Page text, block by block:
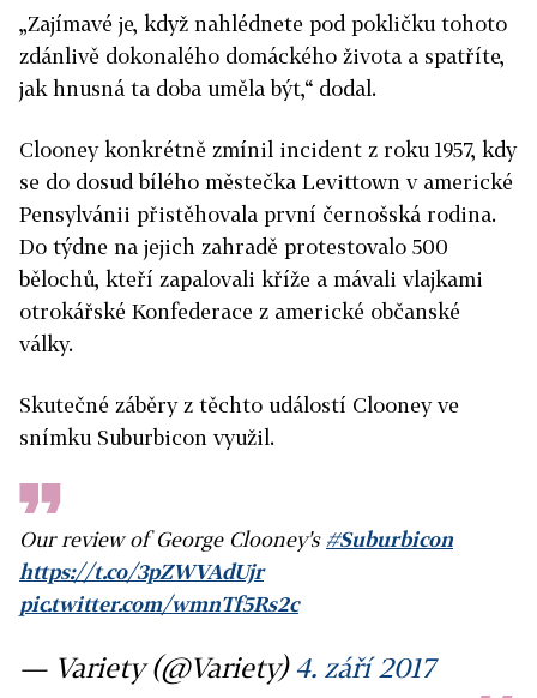
„Zajímavé je, když nahlédnete pod pokličku tohoto
zdánlivě dokonalého domáckého života a spatříte,
jak hnusná ta doba uměla být,“ dodal.
Clooney konkrétně zmínil incident z roku 1957, kdy
se do dosud bílého městečka Levittown v americké
Pensylvánii přistěhovala první černošská rodina.
Do týdne na jejich zahradě protestovalo 500
bělochů, kteří zapalovali kříže a mávali vlajkami
otrokářské Konfederace z americké občanské
války.
Skutečné záběry z těchto událostí Clooney ve
snímku Suburbicon využil.
Our review of George Clooney's #Suburbicon
https://t.co/3pZWVAdUjr
pic.twitter.com/wmnTf5Rs2c
— Variety (@Variety)4. září 2017